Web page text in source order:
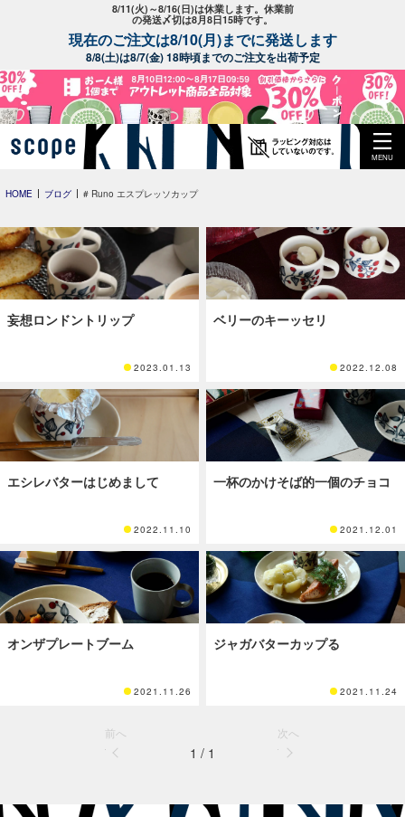
8/11(火)～8/16(日)は休業します。休業前
の発送〆切は8月8日15時です。
現在のご注文は8/10(月)までに発送します
8/8(土)は8/7(金) 18時頃までのご注文を出荷予定
MENU
HOME ブログ # Runo エスプレッソカップ
妄想ロンドントリップ
2023.01.13
ベリーのキーッセリ
2022.12.08
エシレバターはじめまして
2022.11.10
一杯のかけそば的一個のチョコ
2021.12.01
オンザプレートブーム
2021.11.26
ジャガバターカップる
2021.11.24
前へ
1 / 1
次へ